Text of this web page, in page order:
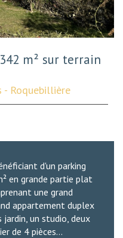
m² sur terrain
- Roquebillière
d'un parking
en grande partie plat
une grand
appartement duplex
jardin, un studio, deux
de 4 pièces...